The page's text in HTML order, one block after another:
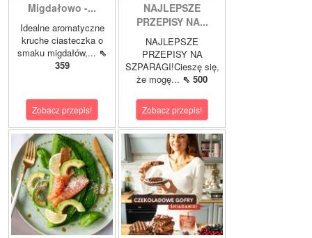
Migdałowo -...
Idealne aromatyczne
kruche ciasteczka o
smaku migdałów,... ⇖
359
Zobacz przepis!
NAJLEPSZE
PRZEPISY NA...
NAJLEPSZE
PRZEPISY NA
SZPARAGI!Cieszę się,
że mogę... ⇖ 500
Zobacz przepis!